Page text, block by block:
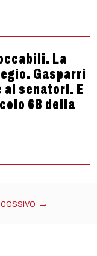
La
Gasparri
ai senatori. E
68 della
→